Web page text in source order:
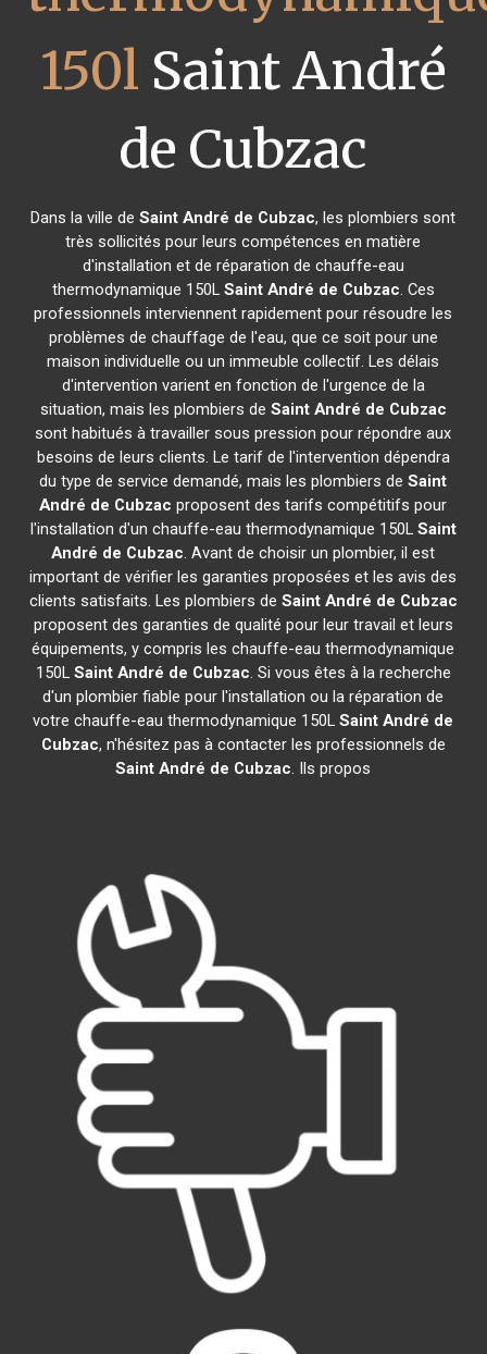
150l Saint André
de Cubzac
Dans la ville deSaint André de Cubzac, les plombiers sont
très sollicités pour leurs compétences en matière
d'installation et de réparation de chauffe-eau
thermodynamique 150L Saint André de Cubzac. Ces
professionnels interviennent rapidement pour résoudre les
problèmes de chauffage de l'eau, que ce soit pour une
maison individuelle ou un immeuble collectif. Les délais
d'intervention varient en fonction de l'urgence de la
situation, mais les plombiers de Saint André de Cubzac
sont habitués à travailler sous pression pour répondre aux
besoins de leurs clients. Le tarif de l'intervention dépendra
du type de service demandé, mais les plombiers deSaint
André de Cubzac proposent des tarifs compétitifs pour
l'installation d'un chauffe-eau thermodynamique 150L Saint
André de Cubzac. Avant de choisir un plombier, il est
important de vérifier les garanties proposées et les avis des
clients satisfaits. Les plombiers de Saint André de Cubzac
proposent des garanties de qualité pour leur travail et leurs
équipements, y compris les chauffe-eau thermodynamique
150L Saint André de Cubzac. Si vous êtes à la recherche
d'un plombier fiable pour l'installation ou la réparation de
votre chauffe-eau thermodynamique 150LSaint André de
Cubzac, n'hésitez pas à contacter les professionnels de
Saint André de Cubzac. Ils propos